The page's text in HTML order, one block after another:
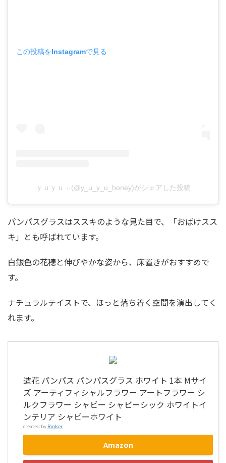
この投稿をInstagramで見る
ｙｕｙｕ ˒˒(@y_u_y_u_honey)がシェアした投稿
パンパスグラスはススキのような見た目で、「おばけスス
キ」とも呼ばれています。
白銀色の花穂と伸びやかな姿から、床置きがおすすめで
す。
ナチュラルテイストで、ほっと落ち着く空間を演出してく
れます。
造花 パンパス パンパスグラス ホワイト 1本 Mサイ
ズ アーティフィシャルフラワー アートフラワー シ
ルクフラワー シャビー シャビーシック ホワイトイ
ンテリア シャビーホワイト
created by Rinker
Amazon